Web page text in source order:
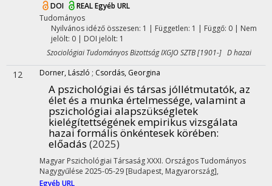
DOI
REALEgyéb URL
Tudományos
Nyilvános idéző összesen: 1 | Független: 1 | Függő: 0 | Nem
jelölt: 0 | DOI jelölt: 1
Szociológiai Tudományos Bizottság IXGJO SZTB [1901-] D hazai
12 Dorner, László ; Csordás, Georgina
A pszichológiai és társas jóllétmutatók, az
élet és a munka értelmessége, valamint a
pszichológiai alapszükségletek
kielégítettségének empirikus vizsgálata
hazai formális önkéntesek körében:
előadás (2025)
Magyar Pszichológiai Társaság XXXI. Országos Tudományos
Nagygyűlése 2025-05-29 [Budapest, Magyarország],
Egyéb URL